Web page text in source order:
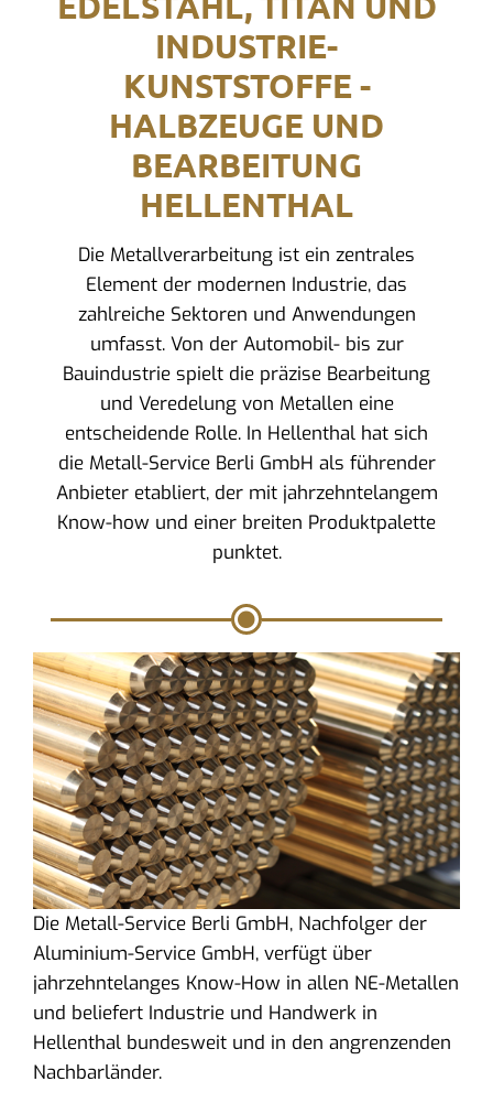
INDUSTRIE-
KUNSTSTOFFE -
HALBZEUGE UND
BEARBEITUNG
HELLENTHAL
Die Metallverarbeitung ist ein zentrales
Element der modernen Industrie, das
zahlreiche Sektoren und Anwendungen
umfasst. Von der Automobil- bis zur
Bauindustrie spielt die präzise Bearbeitung
und Veredelung von Metallen eine
entscheidende Rolle. In Hellenthal hat sich
die Metall-Service Berli GmbH als führender
Anbieter etabliert, der mit jahrzehntelangem
Know-how und einer breiten Produktpalette
punktet.
Die Metall-Service Berli GmbH, Nachfolger der
Aluminium-Service GmbH, verfügt über
jahrzehntelanges Know-How in allen NE-Metallen
und beliefert Industrie und Handwerk in
Hellenthal bundesweit und in den angrenzenden
Nachbarländer.